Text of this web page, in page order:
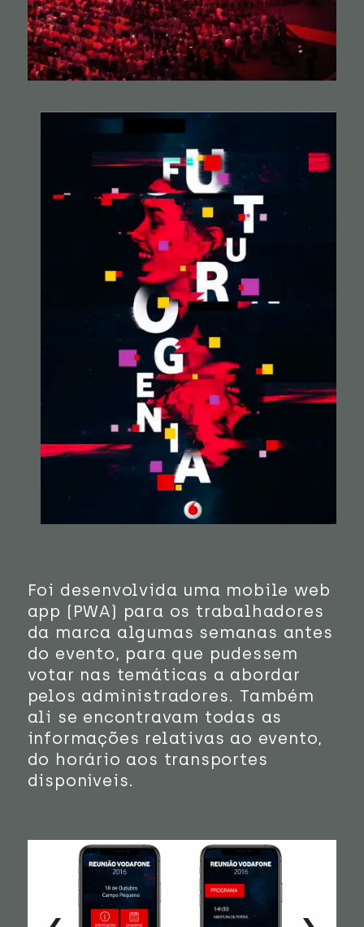
Foi desenvolvida uma mobile web
app (PWA) para os trabalhadores
da marca algumas semanas antes
do evento, para que pudessem
votar nas temáticas a abordar
pelos administradores. Também
ali se encontravam todas as
informações relativas ao evento,
do horário aos transportes
disponíveis.